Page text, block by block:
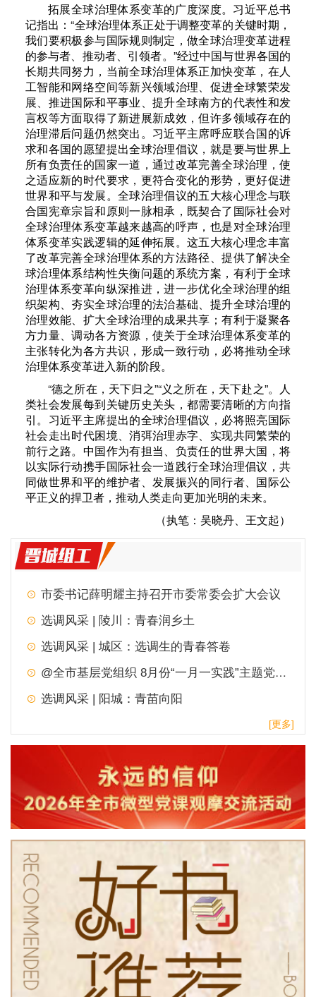
拓展全球治理体系变革的广度深度。习近平总书
记指出：“全球治理体系正处于调整变革的关键时期，
我们要积极参与国际规则制定，做全球治理变革进程
的参与者、推动者、引领者。”经过中国与世界各国的
长期共同努力，当前全球治理体系正加快变革，在人
工智能和网络空间等新兴领域治理、促进全球繁荣发
展、推进国际和平事业、提升全球南方的代表性和发
言权等方面取得了新进展新成效，但许多领域存在的
治理滞后问题仍然突出。习近平主席呼应联合国的诉
求和各国的愿望提出全球治理倡议，就是要与世界上
所有负责任的国家一道，通过改革完善全球治理，使
之适应新的时代要求，更符合变化的形势，更好促进
世界和平与发展。全球治理倡议的五大核心理念与联
合国宪章宗旨和原则一脉相承，既契合了国际社会对
全球治理体系变革越来越高的呼声，也是对全球治理
体系变革实践逻辑的延伸拓展。这五大核心理念丰富
了改革完善全球治理体系的方法路径、提供了解决全
球治理体系结构性失衡问题的系统方案，有利于全球
治理体系变革向纵深推进，进一步优化全球治理的组
织架构、夯实全球治理的法治基础、提升全球治理的
治理效能、扩大全球治理的成果共享；有利于凝聚各
方力量、调动各方资源，使关于全球治理体系变革的
主张转化为各方共识，形成一致行动，必将推动全球
治理体系变革进入新的阶段。
“德之所在，天下归之”“义之所在，天下赴之”。人
类社会发展每到关键历史关头，都需要清晰的方向指
引。习近平主席提出的全球治理倡议，必将照亮国际
社会走出时代困境、消弭治理赤字、实现共同繁荣的
前行之路。中国作为有担当、负责任的世界大国，将
以实际行动携手国际社会一道践行全球治理倡议，共
同做世界和平的维护者、发展振兴的同行者、国际公
平正义的捍卫者，推动人类走向更加光明的未来。
（执笔：吴晓丹、王文起）
市委书记薛明耀主持召开市委常委会扩大会议
选调风采 | 陵川：青春润乡土
选调风采 | 城区：选调生的青春答卷
@全市基层党组织 8月份“一月一实践”主题党日，请查收！
选调风采 | 阳城：青苗向阳
[更多]